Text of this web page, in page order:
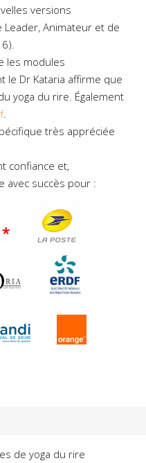
versions
Animateur et de
les modules
le Dr Kataria affirme que
yoga du rire. Également
.
très appréciée
confiance et,
avec succès pour :
de yoga du rire